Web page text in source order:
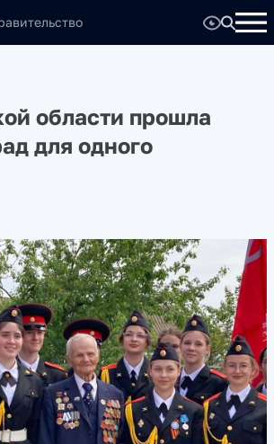
области прошла
для одного